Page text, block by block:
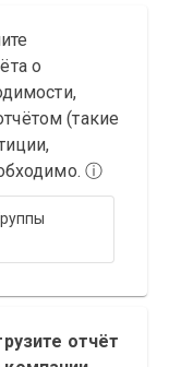
о
(такие
ⓘ
отчёт